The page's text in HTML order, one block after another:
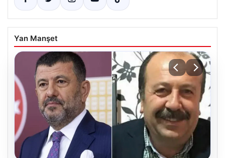
Yan Manşet